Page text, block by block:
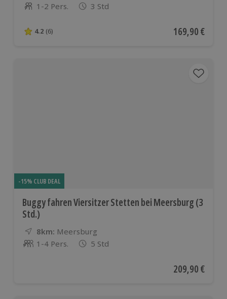
Anzahl der Teilnehmer
1-2 Pers. 3 Std
4.2 von 5 Sternen basierend auf 6 Bewertungen
4.2 (6) Aktueller Preis
169,90 €
-15% CLUB DEAL
Buggy fahren Viersitzer Stetten bei Meersburg (3
Std.)
8km: Entfernung
Standort
Meersburg
Anzahl der Teilnehmer
1-4 Pers. 5 Std
Aktueller Preis
209,90 €